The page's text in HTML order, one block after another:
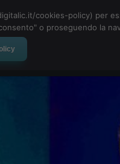
Tech-News
cookies-policy) per
o proseguendo la